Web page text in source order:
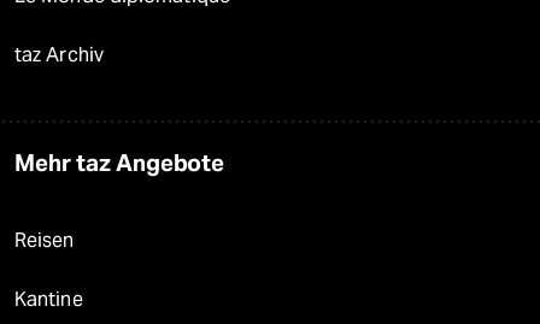
taz Archiv
Mehr taz Angebote
Reisen
Kantine